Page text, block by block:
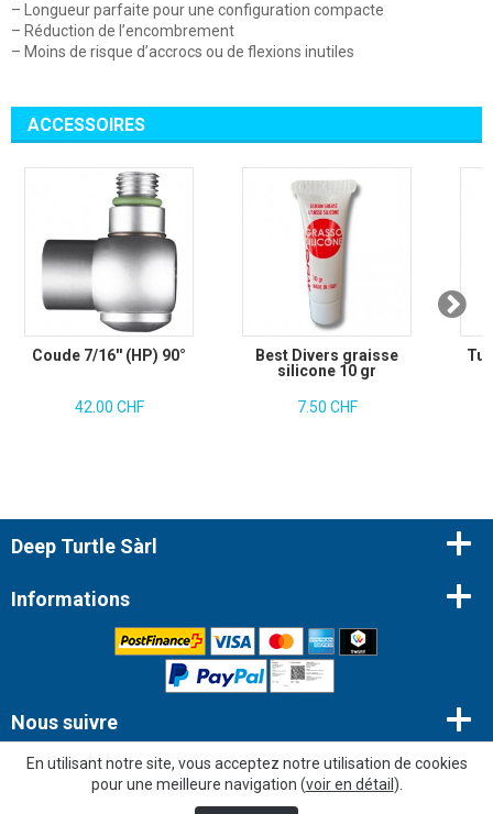
– Longueur parfaite pour une configuration compacte
– Réduction de l’encombrement
– Moins de risque d’accrocs ou de flexions inutiles
ACCESSOIRES
Coude 7/16'' (HP) 90°
42.00 CHF
Best Divers graisse
silicone 10 gr
7.50 CHF
Deep Turtle Sàrl
Informations
Nous suivre
Newsletter
En utilisant notre site, vous acceptez notre utilisation de cookies
pour une meilleure navigation (voir en détail ).